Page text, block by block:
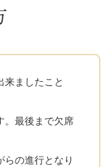
来ましたこと
。最後まで欠席
らの進行となり